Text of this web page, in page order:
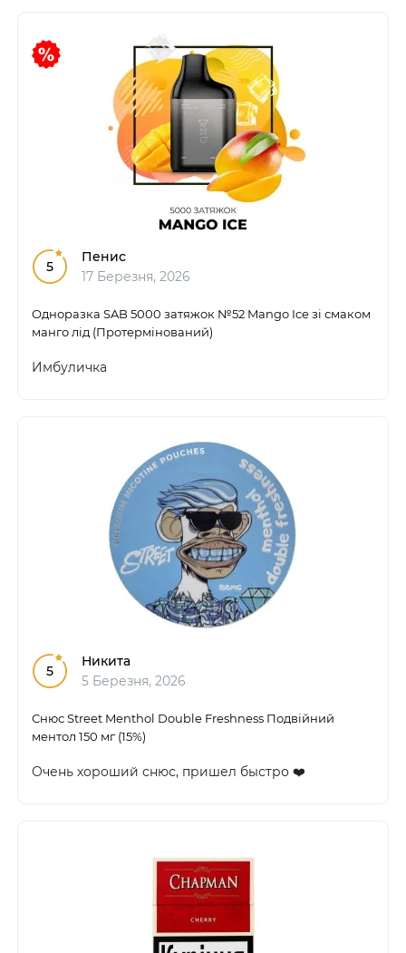
5
Пенис
17 Березня, 2026
Одноразка SAB 5000 затяжок №52 Mango Ice зі смаком
манго лід (Протермінований)
Имбуличка
5
Никита
5 Березня, 2026
Снюс Street Menthol Double Freshness Подвійний
ментол 150 мг (15%)
Очень хороший снюс, пришел быстро ❤️